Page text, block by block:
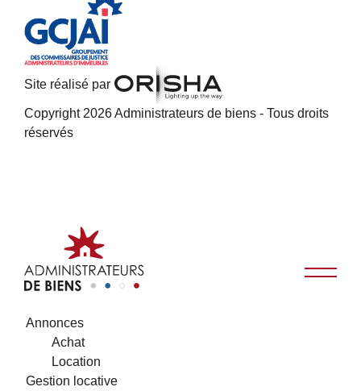
Site réalisé par
Copyright 2026 Administrateurs de biens - Tous droits
réservés
Annonces
Achat
Location
Gestion locative